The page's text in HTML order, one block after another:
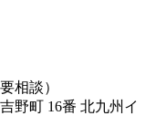
相談）
野町 16番 北九州イ